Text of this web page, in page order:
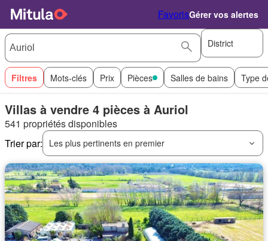
FavorisGérer vos alertes
District
Filtres Mots-clés Prix Pièces Salles de bains Type
Villas à vendre 4 pièces à Auriol
541 propriétés disponibles
Trier par:
Les plus pertinents en premier